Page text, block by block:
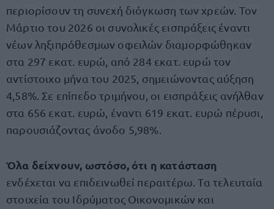
περιορίσουν τη συνεχή διόγκωση των χρεών. Τον
Μάρτιο του 2026 οι συνολικές εισπράξεις έναντι
νέων ληξιπρόθεσμων οφειλών διαμορφώθηκαν
στα 297 εκατ. ευρώ, από 284 εκατ. ευρώ τον
αντίστοιχο μήνα του 2025, σημειώνοντας αύξηση
4,58%. Σε επίπεδο τριμήνου, οι εισπράξεις ανήλθαν
στα 656 εκατ. ευρώ, έναντι 619 εκατ. ευρώ πέρυσι,
παρουσιάζοντας άνοδο 5,98%.
Όλα δείχνουν, ωστόσο, ότι η κατάσταση
ενδέχεται να επιδεινωθεί περαιτέρω. Τα τελευταία
στοιχεία του Ιδρύματος Οικονομικών και